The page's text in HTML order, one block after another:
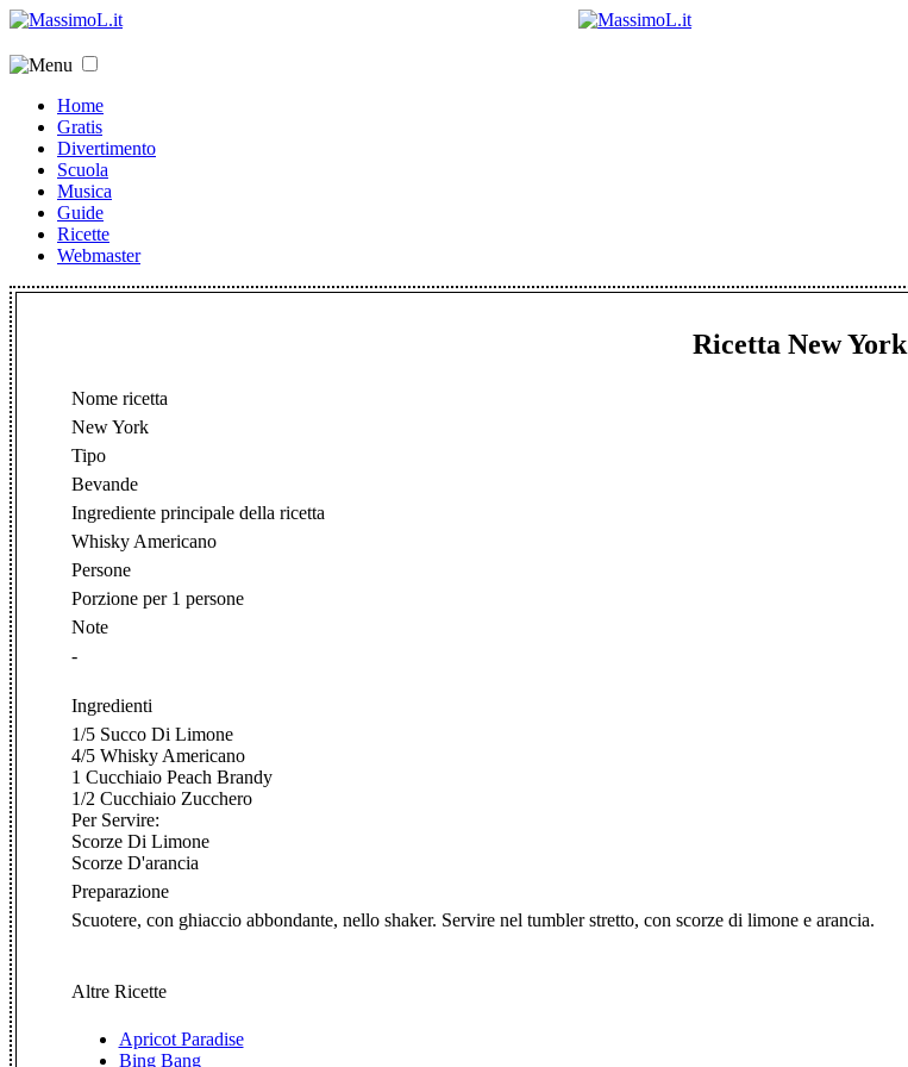
Home
Gratis
Divertimento
Scuola
Musica
Guide
Ricette
Webmaster
Ricetta New York
Nome ricetta
New York
Tipo
Bevande
Ingrediente principale della ricetta
Whisky Americano
Persone
Porzione per 1 persone
Note
-
Ingredienti
1/5 Succo Di Limone
4/5 Whisky Americano
1 Cucchiaio Peach Brandy
1/2 Cucchiaio Zucchero
Per Servire:
Scorze Di Limone
Scorze D'arancia
Preparazione
Scuotere, con ghiaccio abbondante, nello shaker. Servire nel tumbler stretto, con scorze di limone e arancia.
Altre Ricette
Apricot Paradise
Bing Bang